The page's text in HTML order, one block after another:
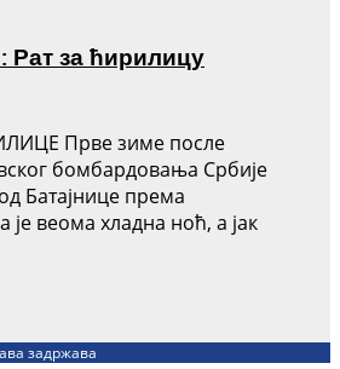
за ћирилицу
Прве зиме после
бомбардовања Србије
Батајнице према
веома хладна ноћ, а јак
задржава